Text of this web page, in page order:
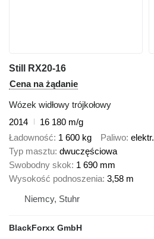
Still RX20-16
Cena na żądanie
Wózek widłowy trójkołowy
2014
16 180 m/g
Ładowność 1 600 kg Paliwo elektr.
Typ masztu dwuczęściowa
Swobodny skok 1 690 mm
Wysokość podnoszenia 3,58 m
Niemcy, Stuhr
BlackForxx GmbH